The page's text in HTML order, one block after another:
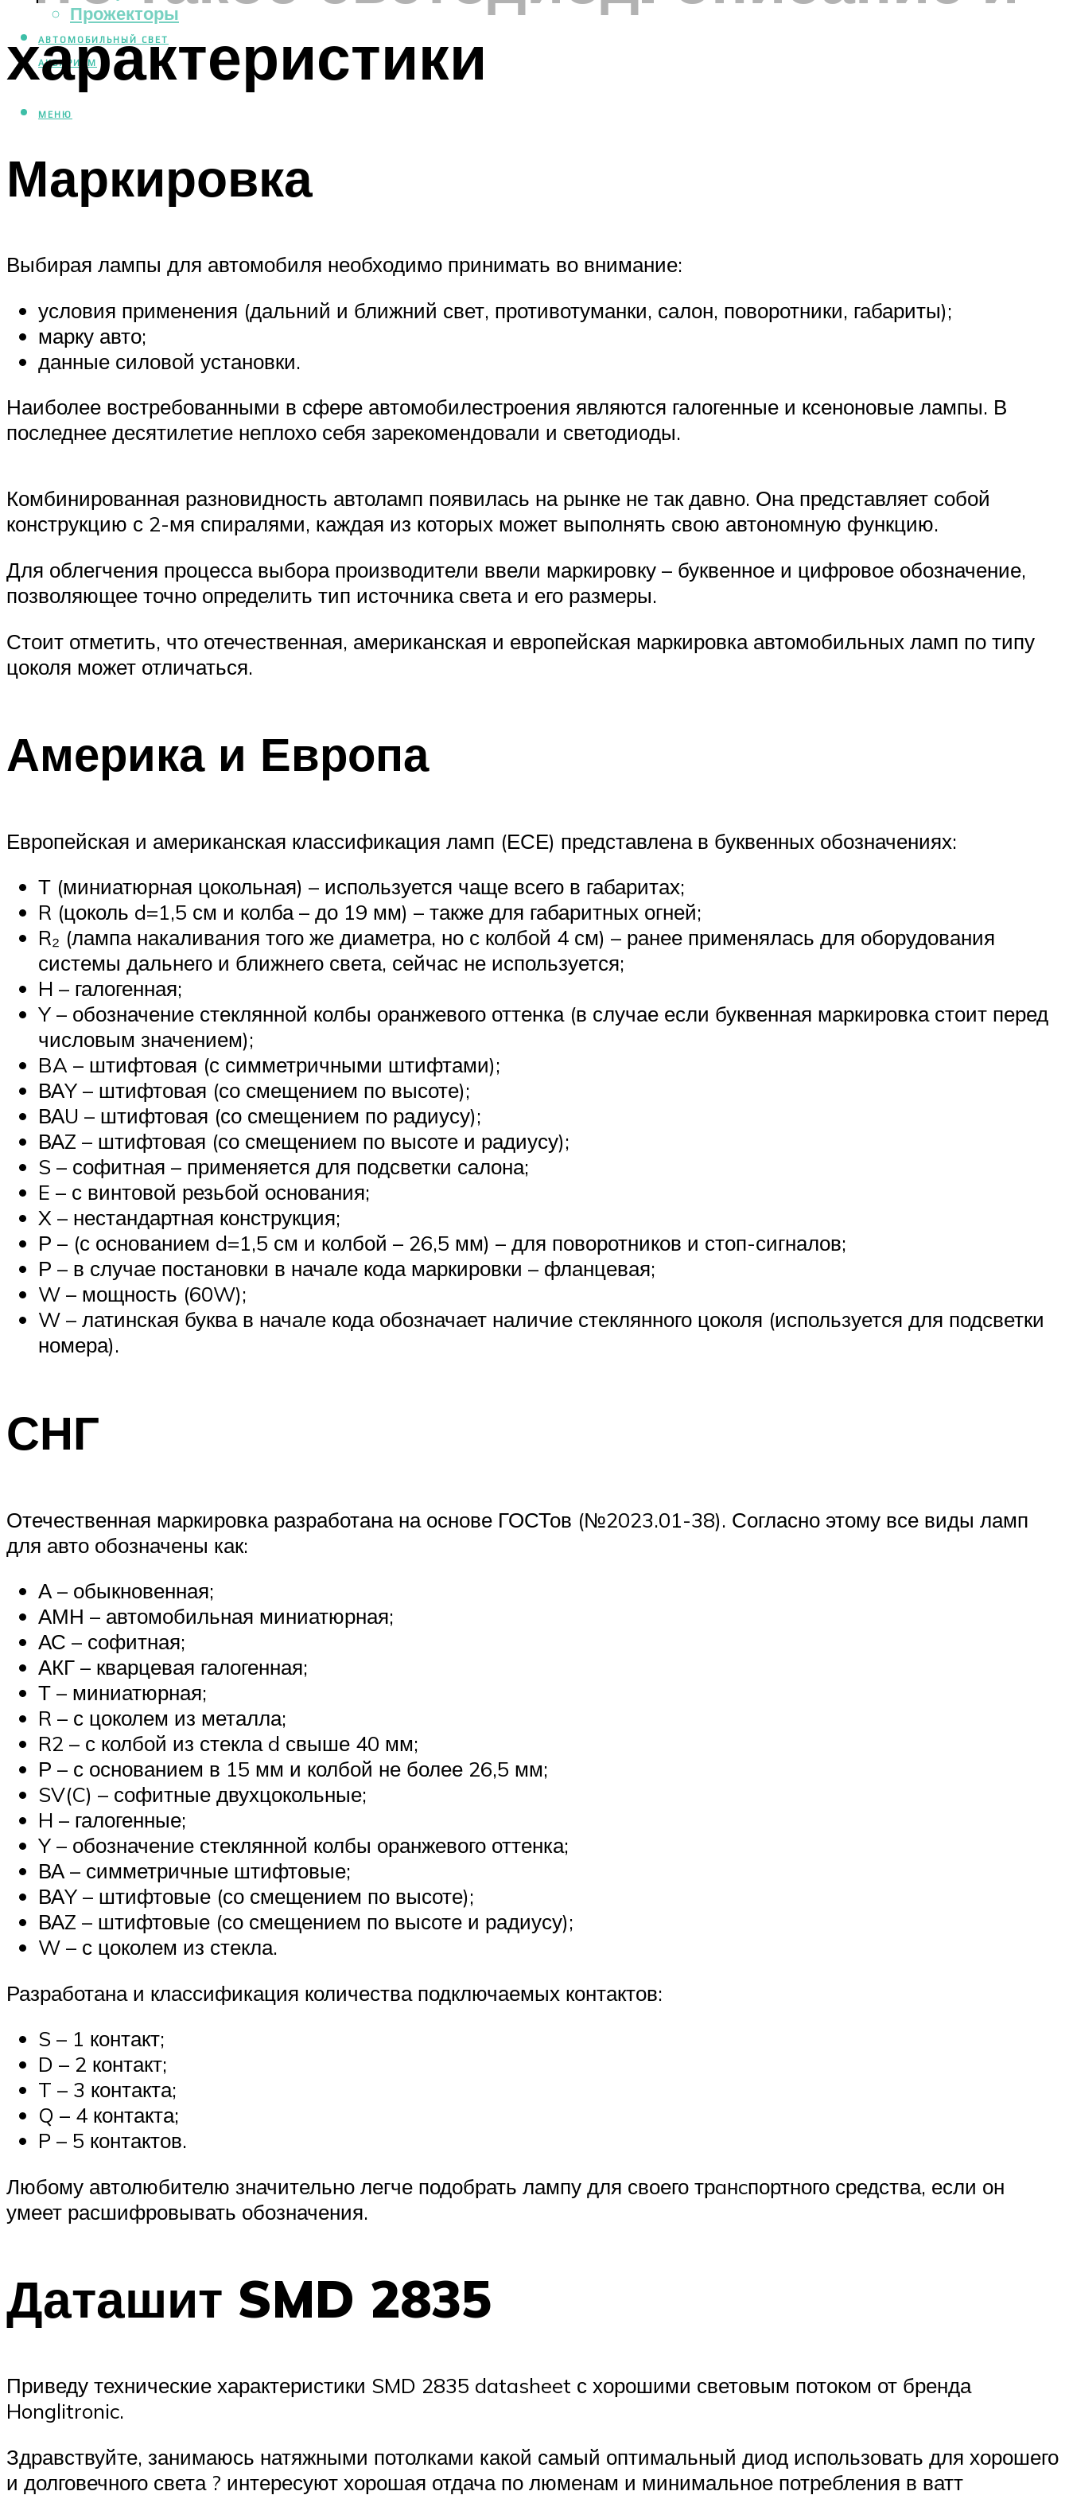
Прожекторы
АВТОМОБИЛЬНЫЙ СВЕТ
АКВАРИУМ
МЕНЮ
характеристики
Маркировка
Выбирая лампы для автомобиля необходимо принимать во внимание:
условия применения (дальний и ближний свет, противотуманки, салон, поворотники, габариты);
марку авто;
данные силовой установки.
Наиболее востребованными в сфере автомобилестроения являются галогенные и ксеноновые лампы. В
последнее десятилетие неплохо себя зарекомендовали и светодиоды.
Комбинированная разновидность автоламп появилась на рынке не так давно. Она представляет собой
конструкцию с 2-мя спиралями, каждая из которых может выполнять свою автономную функцию.
Для облегчения процесса выбора производители ввели маркировку – буквенное и цифровое обозначение,
позволяющее точно определить тип источника света и его размеры.
Стоит отметить, что отечественная, американская и европейская маркировка автомобильных ламп по типу
цоколя может отличаться.
Америка и Европа
Европейская и американская классификация ламп (ЕСЕ) представлена в буквенных обозначениях:
Т (миниатюрная цокольная) – используется чаще всего в габаритах;
R (цоколь d=1,5 см и колба – до 19 мм) – также для габаритных огней;
R₂ (лампа накаливания того же диаметра, но с колбой 4 см) – ранее применялась для оборудования
системы дальнего и ближнего света, сейчас не используется;
H – галогенная;
Y – обозначение стеклянной колбы оранжевого оттенка (в случае если буквенная маркировка стоит перед
числовым значением);
BA – штифтовая (с симметричными штифтами);
ВАY – штифтовая (со смещением по высоте);
ВАU – штифтовая (со смещением по радиусу);
ВАZ – штифтовая (со смещением по высоте и радиусу);
S – софитная – применяется для подсветки салона;
E – с винтовой резьбой основания;
X – нестандартная конструкция;
Р – (с основанием d=1,5 см и колбой – 26,5 мм) – для поворотников и стоп-сигналов;
Р – в случае постановки в начале кода маркировки – фланцевая;
W – мощность (60W);
W – латинская буква в начале кода обозначает наличие стеклянного цоколя (используется для подсветки
номера).
СНГ
Отечественная маркировка разработана на основе ГОСТов (№2023.01-38). Согласно этому все виды ламп
для авто обозначены как:
А – обыкновенная;
АМН – автомобильная миниатюрная;
АС – софитная;
АКГ – кварцевая галогенная;
Т – миниатюрная;
R – с цоколем из металла;
R2 – с колбой из стекла d свыше 40 мм;
Р – с основанием в 15 мм и колбой не более 26,5 мм;
SV(C) – софитные двухцокольные;
H – галогенные;
Y – обозначение стеклянной колбы оранжевого оттенка;
ВА – симметричные штифтовые;
ВАY – штифтовые (со смещением по высоте);
ВАZ – штифтовые (со смещением по высоте и радиусу);
W – с цоколем из стекла.
Разработана и классификация количества подключаемых контактов:
S – 1 контакт;
D – 2 контакт;
T – 3 контакта;
Q – 4 контакта;
P – 5 контактов.
Любому автолюбителю значительно легче подобрать лампу для своего трaнcпортного средства, если он
умеет расшифровывать обозначения.
Даташит SMD 2835
Приведу технические характеристики SMD 2835 datasheet с хорошими световым потоком от бренда
Honglitronic.
Здравствуйте, занимаюсь натяжными потолками какой самый оптимальный диод использовать для хорошего
и долговечного света ? интересуют хорошая отдача по люменам и минимальное потребления в ватт